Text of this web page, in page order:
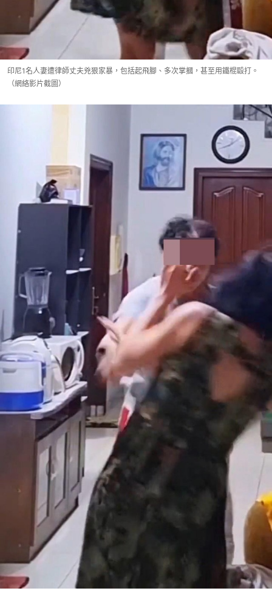
印尼1名人妻遭律師丈夫兇狠家暴，包括起飛腳、多次掌摑，甚至用鐵棍毆打。
（網絡影片截圖）